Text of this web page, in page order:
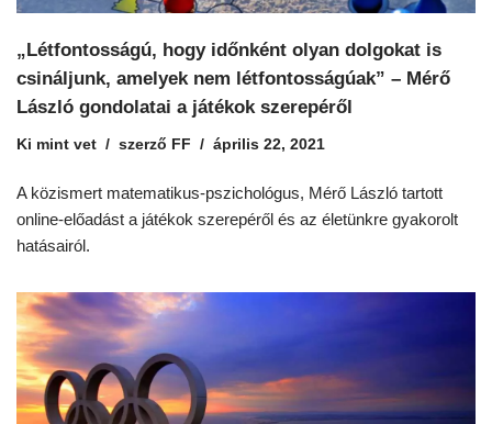
„Létfontosságú, hogy időnként olyan dolgokat is
csináljunk, amelyek nem létfontosságúak” – Mérő
László gondolatai a játékok szerepéről
Ki mint vet szerző FF április 22, 2021
A közismert matematikus-pszichológus, Mérő László tartott
online-előadást a játékok szerepéről és az életünkre gyakorolt
hatásairól.